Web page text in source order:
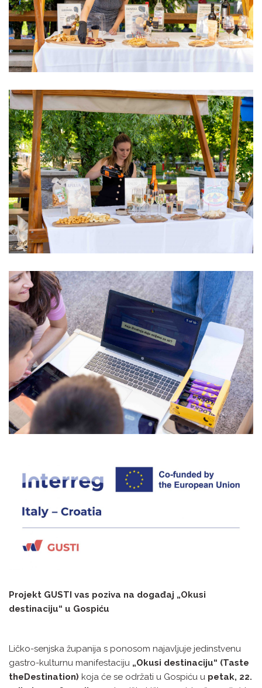
Projekt GUSTI vas poziva na događaj „Okusi
destinaciju“ u Gospiću
Ličko-senjska županija s ponosom najavljuje jedinstvenu
gastro-kulturnu manifestaciju „Okusi destinaciju“ (Taste
theDestination) koja će se održati u Gospiću u petak, 22.